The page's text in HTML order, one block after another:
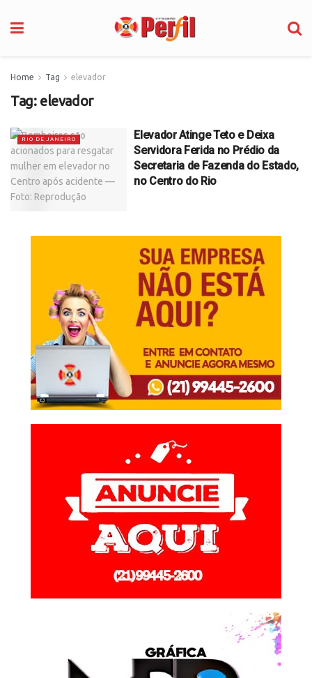
Home Tag elevador
Tag: elevador
RIO DE JANEIRO
Elevador Atinge Teto e Deixa
Servidora Ferida no Prédio da
Secretaria de Fazenda do Estado,
no Centro do Rio